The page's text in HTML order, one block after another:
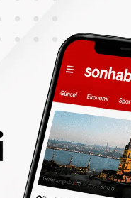
gelmesini
sırasında,
dijital
Eğitim